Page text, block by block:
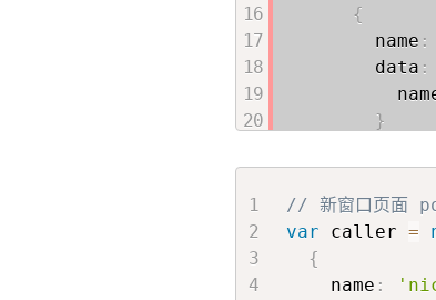
{
        name
:
        data
:
}
'http://
);
}
2000)
;
// 新窗口页面
var caller =
{
    name
: